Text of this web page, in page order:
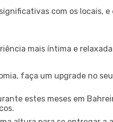
com os locais,
mais íntima e
faça um upgrade no
estes meses em